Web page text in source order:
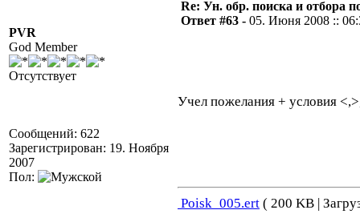
PVR
God Member
Отсутствует
Сообщений: 622
Зарегистрирован: 19. Ноября
2007
Пол:
Re: Ун. обр. поиска и отбора
Ответ #63 - 05. Июня 2008 ::
Учел пожелания + условия
Poisk_005.ert ( 200 KB |